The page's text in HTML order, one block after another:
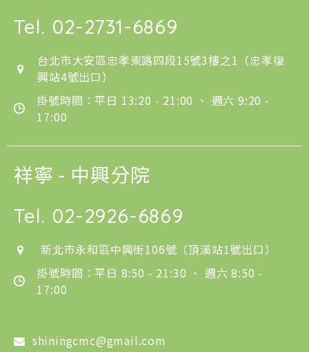
Tel. 02-2731-6869
台北市大安區忠孝東路四段15號3樓之1（忠孝復
興站4號出口）
掛號時間：平日 13:20 - 21:00 、 週六 9:20 -
17:00
祥寧 - 中興分院
Tel. 02-2926-6869
新北市永和區中興街106號（頂溪站1號出口）
掛號時間：平日 8:50 - 21:30 、 週六 8:50 -
17:00
shiningcmc@gmail.com